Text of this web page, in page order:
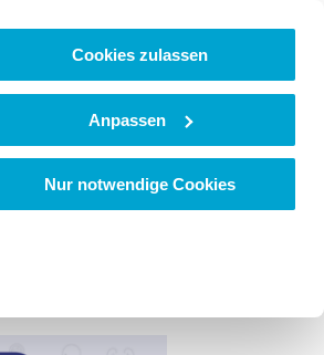
Cookies zulassen
Anpassen
Nur notwendige Cookies